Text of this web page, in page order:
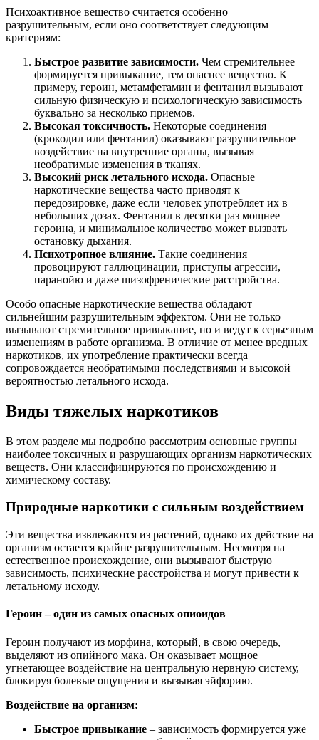
Психоактивное вещество считается особенно
разрушительным, если оно соответствует следующим
критериям:
Быстрое развитие зависимости. Чем стремительнее
формируется привыкание, тем опаснее вещество. К
примеру, героин, метамфетамин и фентанил вызывают
сильную физическую и психологическую зависимость
буквально за несколько приемов.
Высокая токсичность. Некоторые соединения
(крокодил или фентанил) оказывают разрушительное
воздействие на внутренние органы, вызывая
необратимые изменения в тканях.
Высокий риск летального исхода. Опасные
наркотические вещества часто приводят к
передозировке, даже если человек употребляет их в
небольших дозах. Фентанил в десятки раз мощнее
героина, и минимальное количество может вызвать
остановку дыхания.
Психотропное влияние. Такие соединения
провоцируют галлюцинации, приступы агрессии,
паранойю и даже шизофренические расстройства.
Особо опасные наркотические вещества обладают
сильнейшим разрушительным эффектом. Они не только
вызывают стремительное привыкание, но и ведут к серьезным
изменениям в работе организма. В отличие от менее вредных
наркотиков, их употребление практически всегда
сопровождается необратимыми последствиями и высокой
вероятностью летального исхода.
Виды тяжелых наркотиков
В этом разделе мы подробно рассмотрим основные группы
наиболее токсичных и разрушающих организм наркотических
веществ. Они классифицируются по происхождению и
химическому составу.
Природные наркотики с сильным воздействием
Эти вещества извлекаются из растений, однако их действие на
организм остается крайне разрушительным. Несмотря на
естественное происхождение, они вызывают быструю
зависимость, психические расстройства и могут привести к
летальному исходу.
Героин – один из самых опасных опиоидов
Героин получают из морфина, который, в свою очередь,
выделяют из опийного мака. Он оказывает мощное
угнетающее воздействие на центральную нервную систему,
блокируя болевые ощущения и вызывая эйфорию.
Воздействие на организм:
Быстрое привыкание – зависимость формируется уже